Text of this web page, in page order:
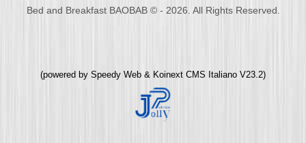
Bed and Breakfast BAOBAB © - 2026. All Rights Reserved.
(powered by Speedy Web & Koinext CMS Italiano V23.2)